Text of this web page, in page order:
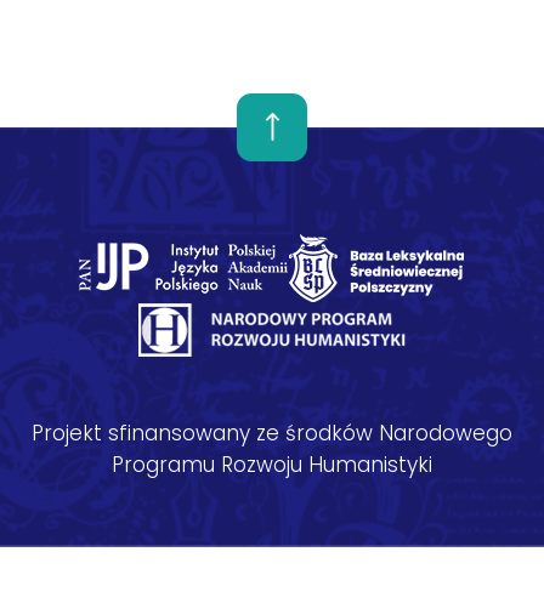
Projekt sfinansowany ze środków Narodowego
Programu Rozwoju Humanistyki